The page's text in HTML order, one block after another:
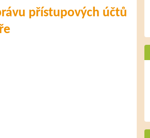
přístupových účtů